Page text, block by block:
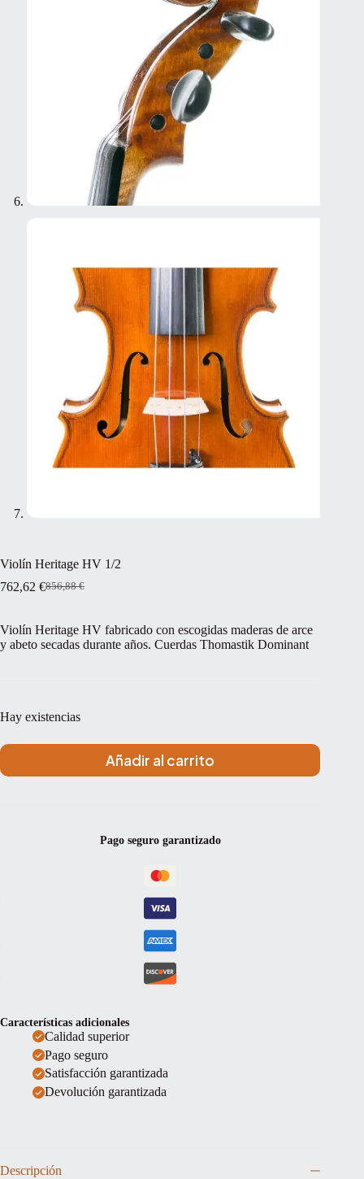
Violín Heritage HV 1/2
856,88€
El
era:
856,88 €.
762,62 €El
es:
762,62 €.
Violín Heritage HV fabricado con escogidas maderas de arce
y abeto secadas durante años. Cuerdas Thomastik Dominant
Hay existencias
Añadir al carrito
Pago seguro garantizado
Características adicionales
Calidad superior
Pago seguro
Satisfacción garantizada
Devolución garantizada
Descripción